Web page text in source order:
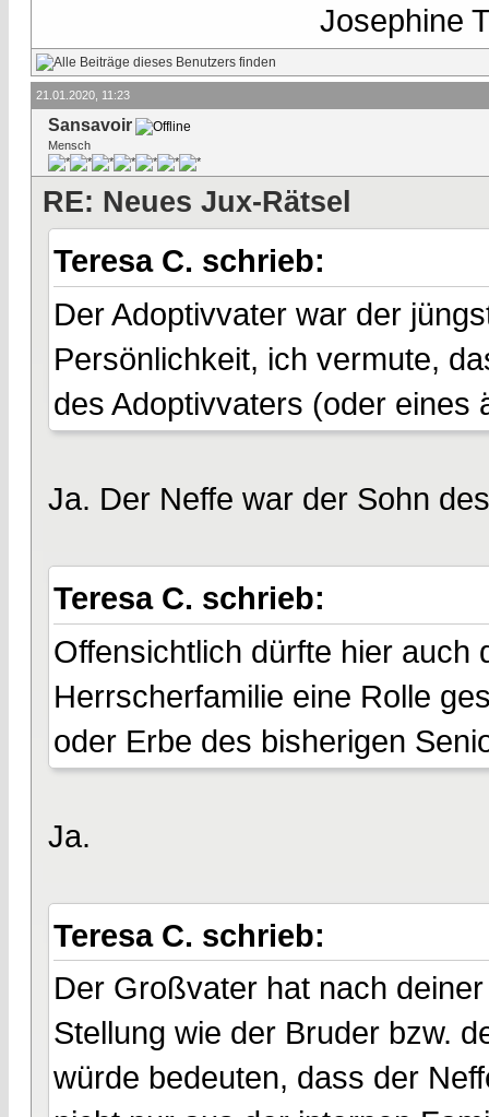
Josephine
21.01.2020, 11:23
Sansavoir
Mensch
RE: Neues Jux-Rätsel
Teresa C. schrieb:
Der Adoptivvater war der
Persönlichkeit, ich vermute,
des Adoptivvaters (oder eines
Ja. Der Neffe war der Sohn
Teresa C. schrieb:
Offensichtlich dürfte hier auch
Herrscherfamilie eine Rolle
oder Erbe des bisherigen
Ja.
Teresa C. schrieb:
Der Großvater hat nach
Stellung wie der Bruder bzw.
würde bedeuten, dass der